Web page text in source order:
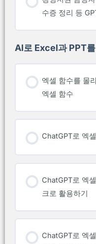
수증 정리 등
AI로 Excel과 PPT
엑셀 함수를 몰
엑셀 함수
ChatGPT로 엑
ChatGPT로 엑
크로 활용하기
ChatGPT로 엑